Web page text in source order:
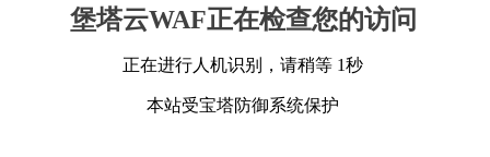
堡塔云WAF正在检查您的访问
正在进行人机识别，请稍等 1秒
本站受宝塔防御系统保护